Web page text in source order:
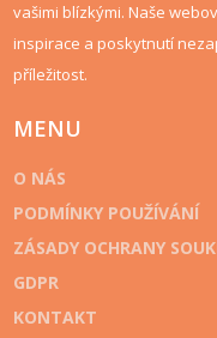
vašimi blízkými. Naše
inspirace a poskytnutí
příležitost.
MENU
O NÁS
PODMÍNKY POUŽÍVÁNÍ
ZÁSADY OCHRANY
GDPR
KONTAKT